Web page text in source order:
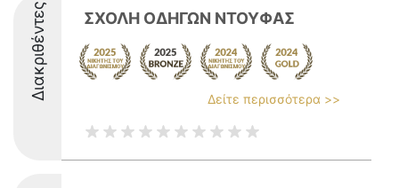
Διακριθέντες ΣΧΟΛΗ ΟΔΗΓΩΝ ΝΤΟΥΦΑΣ
Δείτε περισσότερα >>